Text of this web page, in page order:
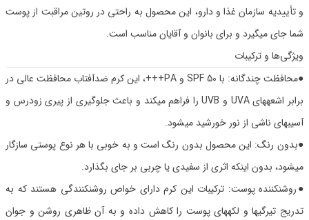
و تأییدیه سازمان غذا و دارو، این محصول به راحتی در روتین مراقبت از پوست
شما جای میگیرد و برای بانوان و آقایان مناسب است.
ویژگی‌ها و ترکیبات
●محافظت چندگانه: با SPF 50 و PA+++، این کرم ضدآفتاب محافظت عالی در
برابر اشعههای UVA و UVB را فراهم میکند و باعث جلوگیری از پیری زودرس و
آسیبهای ناشی از نور خورشید میشود.
●بدون رنگ: این محصول بدون رنگ است و به خوبی با هر نوع پوستی سازگار
میشود، بدون اینکه اثری از سفیدی یا چربی بر جای بگذارد.
●روشنکننده پوست: ترکیبات این کرم دارای خواص روشنکنندگی هستند که به
تدریج تیرگیها و لکههای پوست را کاهش داده و به آن ظاهری روشن و جوان